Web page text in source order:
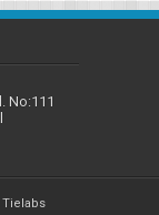
No:111
Tielabs